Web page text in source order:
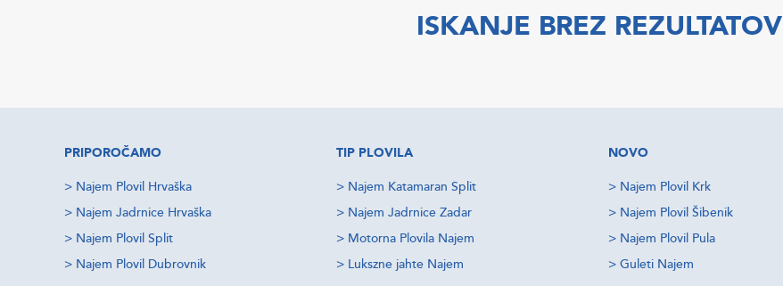
ISKANJE BREZ REZULTATOV
PRIPOROČAMO
> Najem Plovil Hrvaška
> Najem Jadrnice Hrvaška
> Najem Plovil Split
> Najem Plovil Dubrovnik
TIP PLOVILA
> Najem Katamaran Split
> Najem Jadrnice Zadar
> Motorna Plovila Najem
> Lukszne jahte Najem
NOVO
> Najem Plovil Krk
> Najem Plovil Šibenik
> Najem Plovil Pula
> Guleti Najem